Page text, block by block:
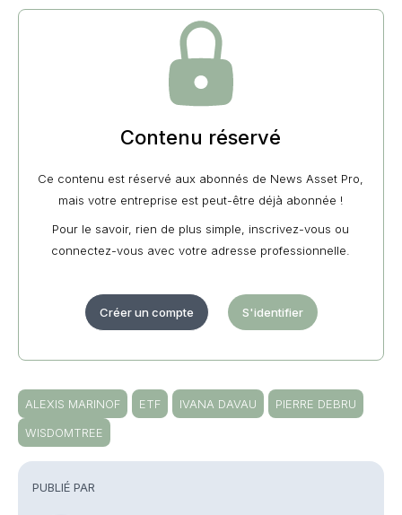
PUBLIÉ PAR
Contenu réservé
Ce contenu est réservé aux abonnés de News Asset Pro,
mais votre entreprise est peut-être déjà abonnée !
Pour le savoir, rien de plus simple, inscrivez-vous ou
connectez-vous avec votre adresse professionnelle.
Créer un compte S'identifier
ALEXIS MARINOF ETF IVANA DAVAU
PIERRE DEBRU
WISDOMTREE